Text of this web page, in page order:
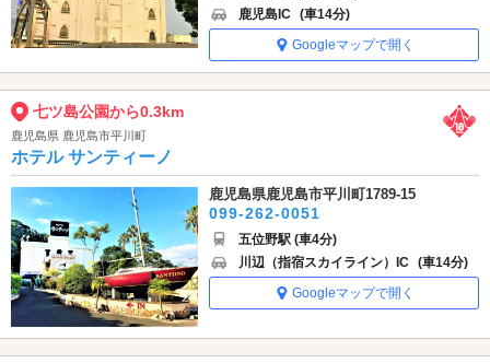
鹿児島IC (車14分)
Googleマップで開く
七ツ島公園から0.3km
鹿児島県 鹿児島市平川町
ホテル サンティーノ
鹿児島県鹿児島市平川町1789-15
099-262-0051
五位野駅 (車4分)
川辺（指宿スカイライン）IC (車14分)
Googleマップで開く